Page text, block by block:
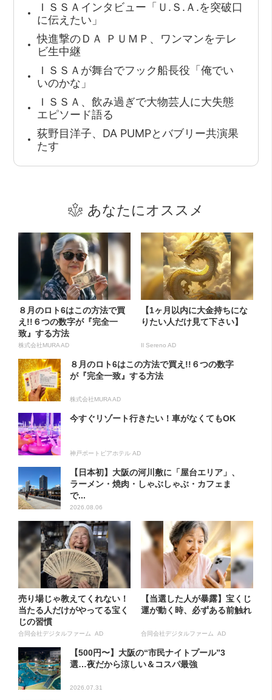
ＩＳＳＡインタビュー「Ｕ.Ｓ.Ａ.を突破口
に伝えたい」
快進撃のＤＡ ＰＵＭＰ、ワンマンをテレ
ビ生中継
ＩＳＳＡが舞台でフック船長役「俺でい
いのかな」
ＩＳＳＡ、飲み過ぎで大物芸人に大失態
エピソード語る
荻野目洋子、DA PUMPとバブリー共演果
たす
あなたにオススメ
８月のロト6はこの方法で買
え!!６つの数字が『完全一
致』する方法
株式会社MURA AD
【1ヶ月以内に大金持ちにな
りたい人だけ見て下さい】
Il Sereno AD
８月のロト6はこの方法で買え!!６つの数字
が『完全一致』する方法
株式会社MURA AD
今すぐリゾート行きたい！車がなくてもOK
神戸ポートピアホテル AD
【日本初】大阪の河川敷に「屋台エリア」、
ラーメン・焼肉・しゃぶしゃぶ・カフェま
で...
2026.08.06
売り場じゃ教えてくれない！
当たる人だけがやってる宝く
じの習慣
合同会社デジタルファーム AD
【当選した人が暴露】宝くじ
運が動く時、必ずある前触れ
合同会社デジタルファーム AD
【500円〜】大阪の“市民ナイトプール”3
選…夜だから涼しい＆コスパ最強
2026.07.31